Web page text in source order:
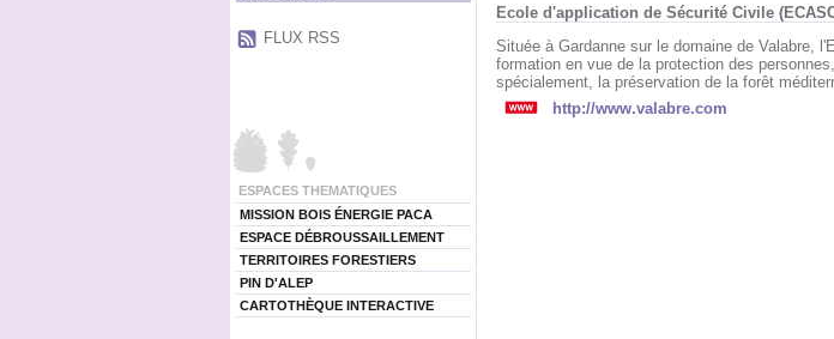
FLUX RSS
ESPACES THEMATIQUES
MISSION BOIS ÉNERGIE PACA
ESPACE DÉBROUSSAILLEMENT
TERRITOIRES FORESTIERS
PIN D'ALEP
CARTOTHÈQUE INTERACTIVE
Ecole d'application de Sécurité Civile
Située à Gardanne sur le domaine de Valabre,
formation en vue de la protection des
spécialement, la préservation de la forêt
http://www.valabre.com